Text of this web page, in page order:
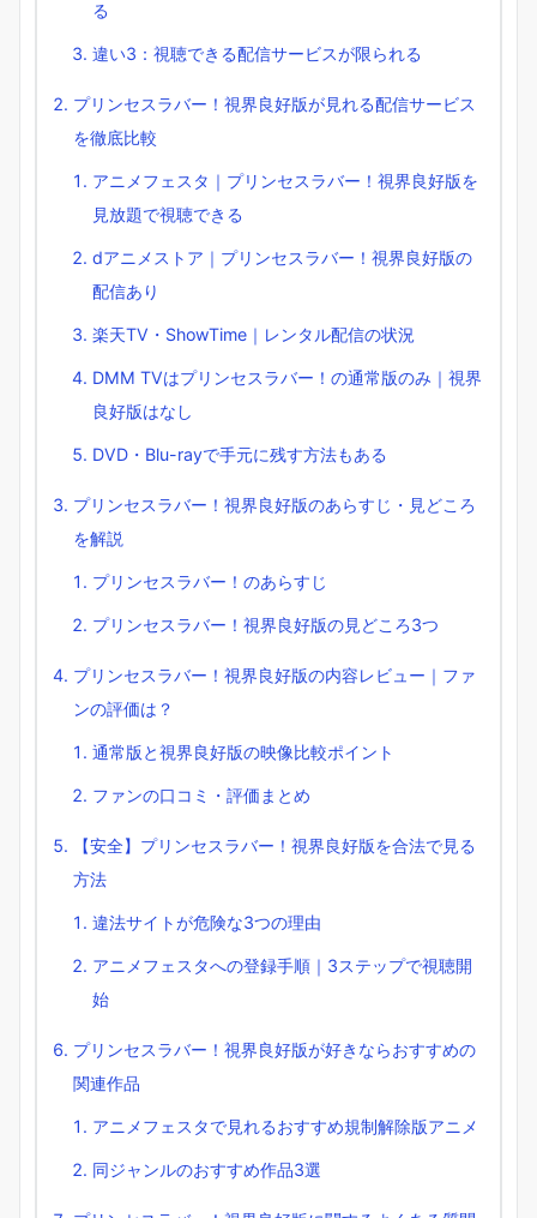
る
違い3：視聴できる配信サービスが限られる
プリンセスラバー！視界良好版が見れる配信サービス
を徹底比較
アニメフェスタ｜プリンセスラバー！視界良好版を
見放題で視聴できる
dアニメストア｜プリンセスラバー！視界良好版の
配信あり
楽天TV・ShowTime｜レンタル配信の状況
DMM TVはプリンセスラバー！の通常版のみ｜視界
良好版はなし
DVD・Blu-rayで手元に残す方法もある
プリンセスラバー！視界良好版のあらすじ・見どころ
を解説
プリンセスラバー！のあらすじ
プリンセスラバー！視界良好版の見どころ3つ
プリンセスラバー！視界良好版の内容レビュー｜ファ
ンの評価は？
通常版と視界良好版の映像比較ポイント
ファンの口コミ・評価まとめ
【安全】プリンセスラバー！視界良好版を合法で見る
方法
違法サイトが危険な3つの理由
アニメフェスタへの登録手順｜3ステップで視聴開
始
プリンセスラバー！視界良好版が好きならおすすめの
関連作品
アニメフェスタで見れるおすすめ規制解除版アニメ
同ジャンルのおすすめ作品3選